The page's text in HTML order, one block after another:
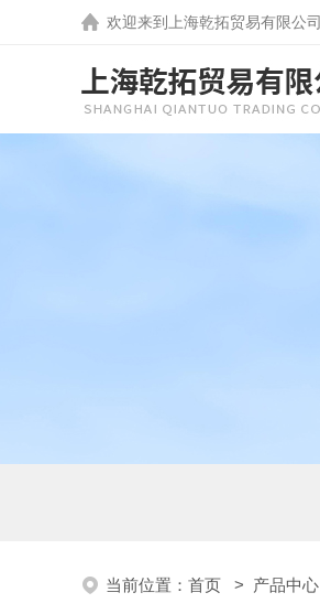
欢迎来到 上海乾拓贸易有限公司
当前位置： 首页 > 产品中心